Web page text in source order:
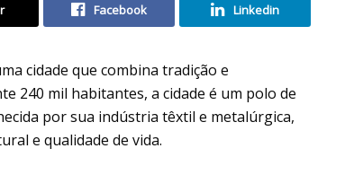
Facebook Linkedin
cidade que combina tradição e
240 mil habitantes, a cidade é um polo de
por sua indústria têxtil e metalúrgica,
e qualidade de vida.